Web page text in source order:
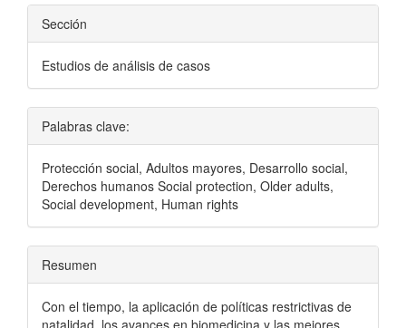
Sección
Estudios de análisis de casos
Palabras clave:
Protección social, Adultos mayores, Desarrollo social,
Derechos humanos Social protection, Older adults,
Social development, Human rights
Resumen
Con el tiempo, la aplicación de políticas restrictivas de
natalidad, los avances en biomedicina y las mejores